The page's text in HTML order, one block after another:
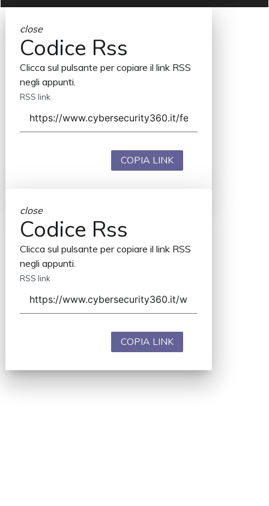
close
Codice Rss
Clicca sul pulsante per copiare il link RSS
negli appunti.
RSS link
COPIA LINK
close
Codice Rss
Clicca sul pulsante per copiare il link RSS
negli appunti.
RSS link
COPIA LINK